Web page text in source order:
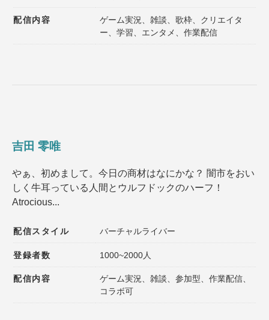
配信内容
ゲーム実況、雑談、歌枠、クリエイタ
ー、学習、エンタメ、作業配信
吉田 零唯
やぁ、初めまして。今日の商材はなにかな？ 闇市をおい
しく牛耳っている人間とウルフドックのハーフ！
Atrocious...
配信スタイル バーチャルライバー
登録者数 1000~2000人
配信内容
ゲーム実況、雑談、参加型、作業配信、
コラボ可